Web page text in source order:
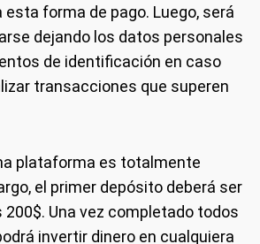
forma de pago. Luego, será
dejando los datos personales
de identificación en caso
transacciones que superen
plataforma es totalmente
el primer depósito deberá ser
200$. Una vez completado todos
invertir dinero en cualquiera